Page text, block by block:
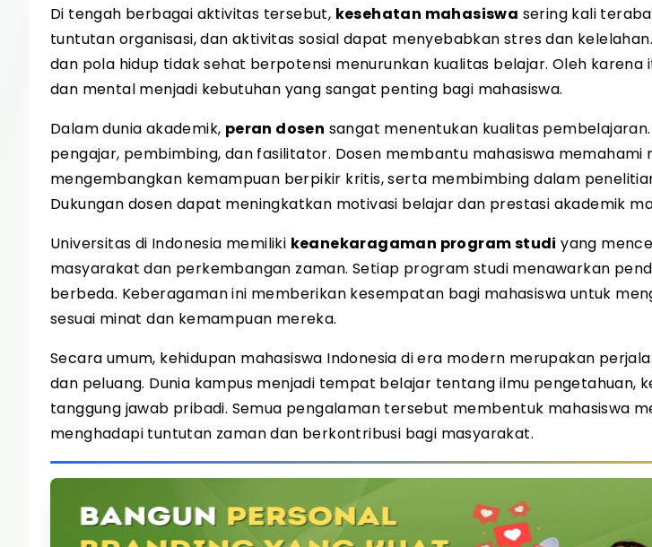
Di tengah berbagai aktivitas tersebut, kesehatan mahasiswa sering kali
tuntutan organisasi, dan aktivitas sosial dapat menyebabkan stres dan
dan pola hidup tidak sehat berpotensi menurunkan kualitas belajar. Oleh karena
dan mental menjadi kebutuhan yang sangat penting bagi mahasiswa.
Dalam dunia akademik, peran dosen sangat menentukan kualitas
pengajar, pembimbing, dan fasilitator. Dosen membantu mahasiswa memahami
mengembangkan kemampuan berpikir kritis, serta membimbing dalam
Dukungan dosen dapat meningkatkan motivasi belajar dan prestasi akademik
Universitas di Indonesia memiliki keanekaragaman program studi yang
masyarakat dan perkembangan zaman. Setiap program studi menawarkan
berbeda. Keberagaman ini memberikan kesempatan bagi mahasiswa untuk
sesuai minat dan kemampuan mereka.
Secara umum, kehidupan mahasiswa Indonesia di era modern merupakan
dan peluang. Dunia kampus menjadi tempat belajar tentang ilmu pengetahuan,
tanggung jawab pribadi. Semua pengalaman tersebut membentuk mahasiswa
menghadapi tuntutan zaman dan berkontribusi bagi masyarakat.